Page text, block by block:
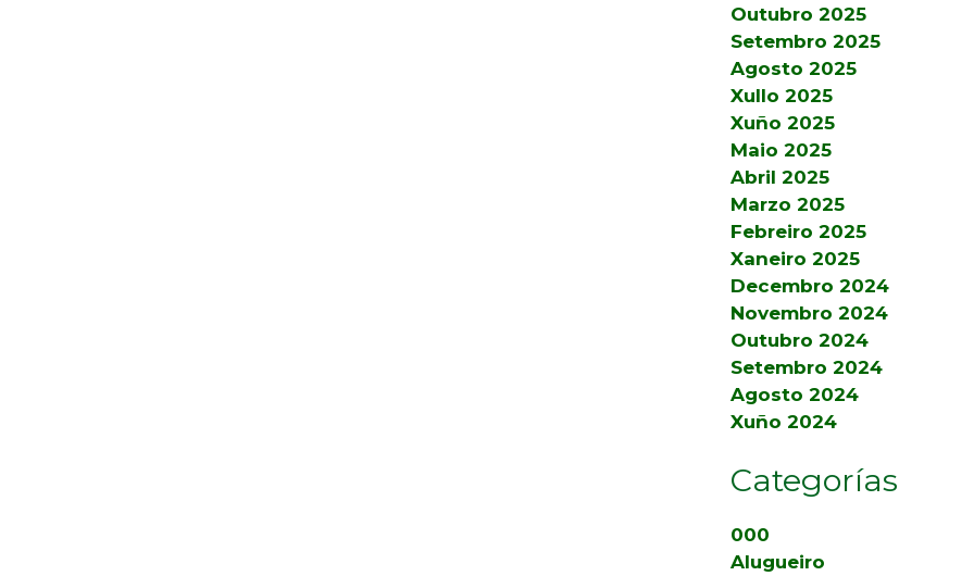
Outubro 2025
Setembro 2025
Agosto 2025
Xullo 2025
Xuño 2025
Maio 2025
Abril 2025
Marzo 2025
Febreiro 2025
Xaneiro 2025
Decembro 2024
Novembro 2024
Outubro 2024
Setembro 2024
Agosto 2024
Xuño 2024
Categorías
000
Alugueiro